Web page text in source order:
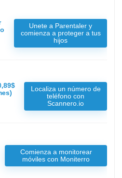
Unete a Parentaler y
comienza a proteger a tus
hijos
Localiza un número de
teléfono con
Scannero.io
Comienza a monitorear
móviles con Moniterro